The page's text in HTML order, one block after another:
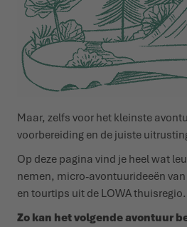
Maar, zelfs voor het kleinste
voorbereiding en de juiste
Op deze pagina vind je heel wat
nemen, micro-avontuurideeën
en tourtips uit de LOWA thuisregio.
Zo kan het volgende avontuur